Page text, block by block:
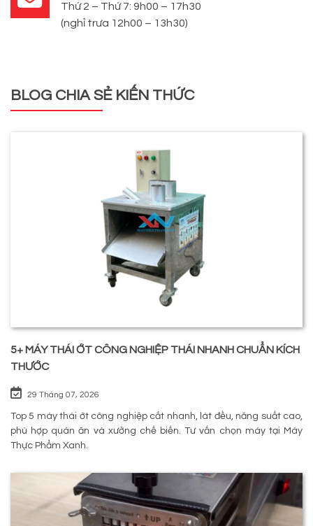
Thứ 2 – Thứ 7: 9h00 – 17h30
(nghỉ trưa 12h00 – 13h30)
BLOG CHIA SẺ KIẾN THỨC
5+ MÁY THÁI ỚT CÔNG NGHIỆP THÁI NHANH CHUẨN KÍCH
THƯỚC
29 Tháng 07, 2026
Top 5 máy thái ớt công nghiệp cắt nhanh, lát đều, năng suất cao,
phù hợp quán ăn và xưởng chế biến. Tư vấn chọn máy tại Máy
Thực Phẩm Xanh.